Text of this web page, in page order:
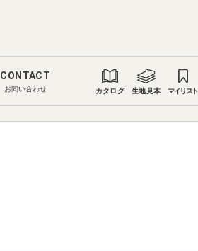
CONTACT
お問い合わせ カタログ 生地見本 マイリスト